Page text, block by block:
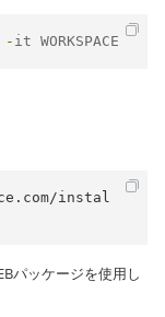
- it WORKSPACE
instal
パッケージを使用し